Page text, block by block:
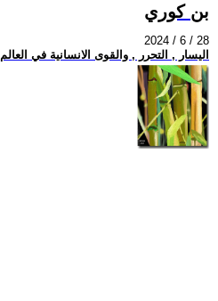
بن كوري
2024 / 6 / 28
اليسار , التحرر , والقوى الانسانية في العالم